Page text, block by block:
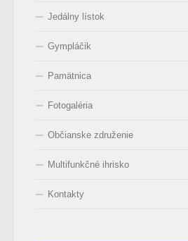
Jedálny lístok
Gympláčik
Pamätnica
Fotogaléria
Občianske združenie
Multifunkčné ihrisko
Kontakty